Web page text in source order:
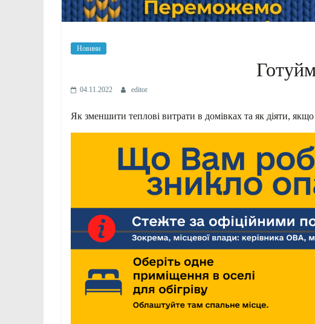
Новини
04.11.2022 editor
Як зменшити теплові витрати в домівках та як діяти,